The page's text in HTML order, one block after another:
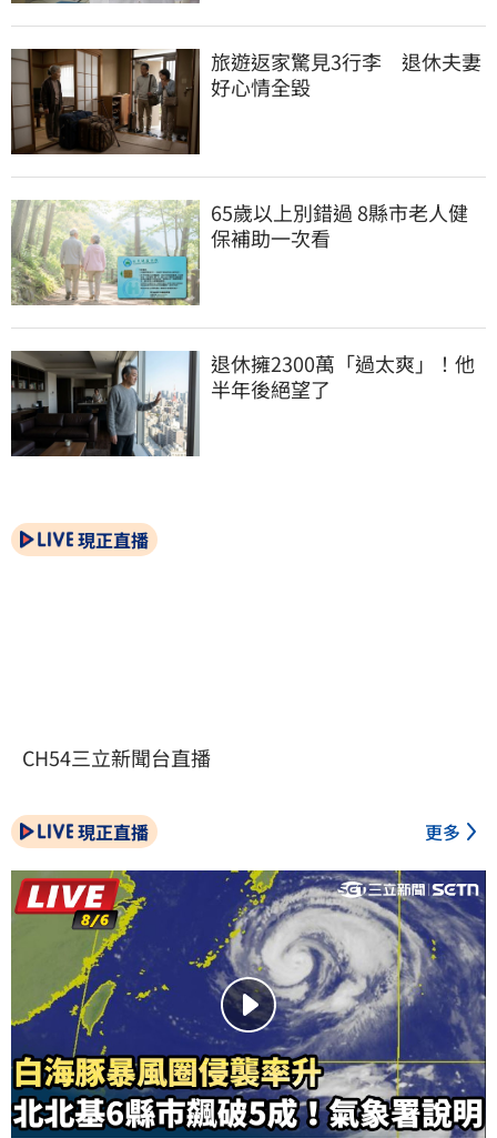
旅遊返家驚見3行李　退休夫妻
好心情全毀
65歲以上別錯過 8縣市老人健
保補助一次看
退休擁2300萬「過太爽」！他
半年後絕望了
現正直播
CH54三立新聞台直播
現正直播 更多